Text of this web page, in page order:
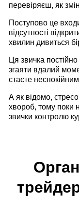
перевіряєш, як
Поступово це
відсутності
хвилин дивиться
Ця звичка
згаяти вдалий
стаєте
А як відомо,
хвороб, тому поки
звички контролю